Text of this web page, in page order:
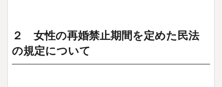
２ 女性の再婚禁止期間を定めた民法
の規定について